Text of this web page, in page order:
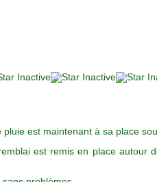
est maintenant à sa place
est remis en place